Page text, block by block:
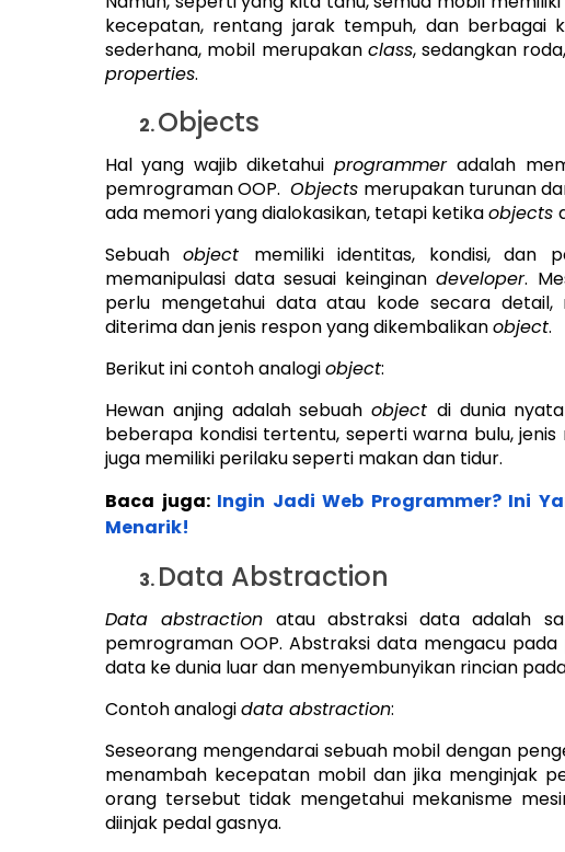
kecepatan, rentang jarak tempuh, dan berbagai
sederhana, mobil merupakan class, sedangkan
properties.
Objects
Hal yang wajib diketahui programmeradalah
pemrograman OOP. Objects merupakan turunan
ada memori yang dialokasikan, tetapi ketikaobjects
Sebuahobject memiliki identitas, kondisi, dan
memanipulasi data sesuai keinginandeveloper.
perlu mengetahui data atau kode secara detail,
diterima dan jenis respon yang dikembalikanobject.
Berikut ini contoh analogiobject:
Hewan anjing adalah sebuahobject di dunia
beberapa kondisi tertentu, seperti warna bulu, jenis
juga memiliki perilaku seperti makan dan tidur.
Baca juga:Ingin Jadi Web Programmer? Ini
Menarik!
Data Abstraction
Data abstractionatau abstraksi data adalah
pemrograman OOP. Abstraksi data mengacu
data ke dunia luar dan menyembunyikan rincian
Contoh analogidata abstraction:
Seseorang mengendarai sebuah mobil dengan
menambah kecepatan mobil dan jika menginjak
orang tersebut tidak mengetahui mekanisme
diinjak pedal gasnya.